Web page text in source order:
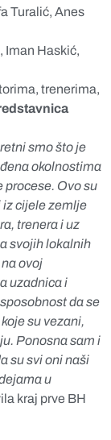
Turalić, Anes
Iman Haskić,
trenerima,
smo što je
okolnostima
procese. Ovo su
iz cijele zemlje
trenera i uz
svojih lokalnih
ovoj
uzadnica i
da se
su vezani,
Ponosna sam i
su svi oni naši
u
kraj prve BH